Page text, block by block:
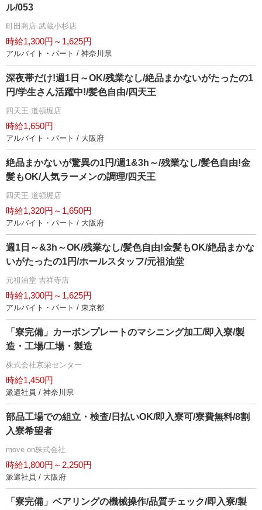
ル/053
町田商店 武蔵小杉店
時給1,300円～1,625円
アルバイト・パート / 神奈川県
深夜帯だけ!週1日～OK/残業なし/絶品まかないがたったの1
円/学生さん活躍中!/髪色自由/四天王
四天王 道頓堀店
時給1,650円
アルバイト・パート / 大阪府
絶品まかないが驚異の1円/週1&3h～/残業なし/髪色自由!金
髪もOK/人気ラーメンの調理/四天王
四天王 道頓堀店
時給1,320円～1,650円
アルバイト・パート / 大阪府
週1日～&3h～OK/残業なし/髪色自由!金髪もOK/絶品まかな
いがたったの1円/ホールスタッフ/元祖油堂
元祖油堂 吉祥寺店
時給1,300円～1,625円
アルバイト・パート / 東京都
「寮完備」カーボンプレートのマシニング加工/即入寮/製
造・工場/工場・製造
株式会社京栄センター
時給1,450円
派遣社員 / 神奈川県
部品工場での組立・検査/日払いOK/即入寮可/寮費無料/8割
入寮希望者
move on株式会社
時給1,800円～2,250円
派遣社員 / 大阪府
「寮完備」ベアリングの機械操作/品質チェック/即入寮/製